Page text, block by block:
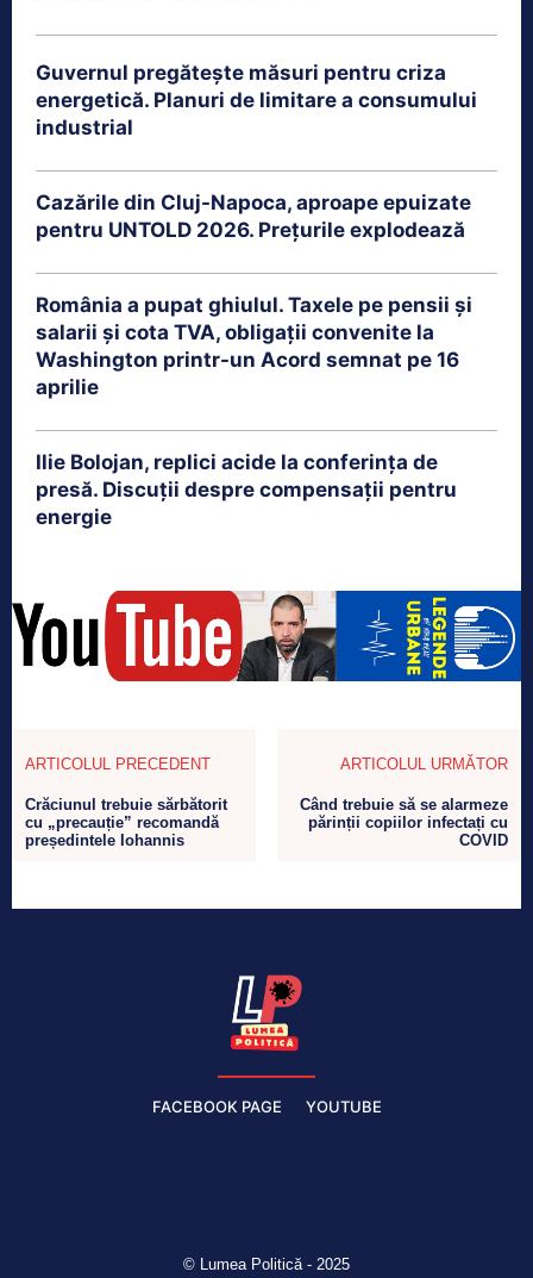
Guvernul pregătește măsuri pentru criza
energetică. Planuri de limitare a consumului
industrial
Cazările din Cluj-Napoca, aproape epuizate
pentru UNTOLD 2026. Prețurile explodează
România a pupat ghiulul. Taxele pe pensii și
salarii și cota TVA, obligații convenite la
Washington printr-un Acord semnat pe 16
aprilie
Ilie Bolojan, replici acide la conferința de
presă. Discuții despre compensații pentru
energie
ARTICOLUL PRECEDENT
Crăciunul trebuie sărbătorit
cu „precauție” recomandă
președintele Iohannis
ARTICOLUL URMĂTOR
Când trebuie să se alarmeze
părinții copiilor infectați cu
COVID
FACEBOOK PAGE YOUTUBE
© Lumea Politică - 2025